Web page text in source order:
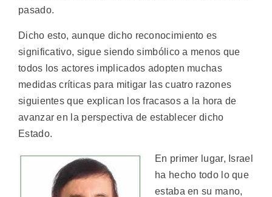
pasado.
Dicho esto, aunque dicho reconocimiento es
significativo, sigue siendo simbólico a menos que
todos los actores implicados adopten muchas
medidas críticas para mitigar las cuatro razones
siguientes que explican los fracasos a la hora de
avanzar en la perspectiva de establecer dicho
Estado.
En primer lugar, Israel
ha hecho todo lo que
estaba en su mano,